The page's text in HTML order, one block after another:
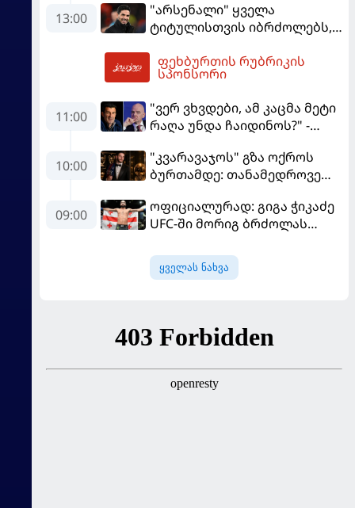
13:00
"არსენალი" ყველა
ტიტულისთვის იბრძოლებს,
გვსურს" - მიკელ არტეტა
ფეხბურთის რუბრიკის
სპონსორი
11:00
"ვერ ვხვდები, ამ კაცმა მეტი
რაღა უნდა ჩაიდინოს?" -
გადადგომას მოითხოვს
10:00
"კვარავაჯოს" გზა ოქროს
ბურთამდე: თანამედროვე
09:00
ოფიციალურად: გიგა ჭიკაძე
UFC-ში მორიგ ბრძოლას
ყველას ნახვა